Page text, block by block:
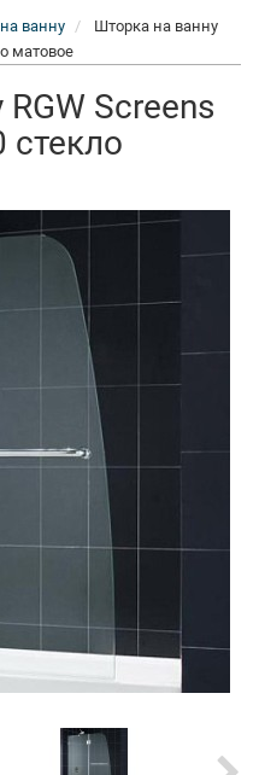
ванну
Шторка на ванну
матовое
Screens
стекло